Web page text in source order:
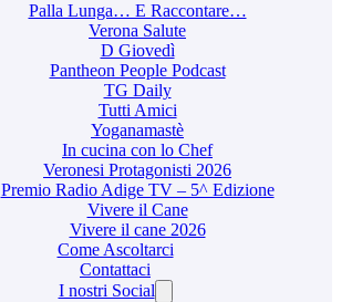
Palla Lunga… E Raccontare…
Verona Salute
D Giovedì
Pantheon People Podcast
TG Daily
Tutti Amici
Yoganamastè
In cucina con lo Chef
Veronesi Protagonisti 2026
Premio Radio Adige TV – 5^ Edizione
Vivere il Cane
Vivere il cane 2026
Come Ascoltarci
Contattaci
I nostri Social